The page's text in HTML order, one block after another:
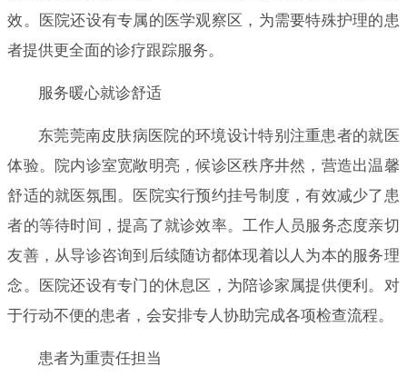
效。医院还设有专属的医学观察区，为需要特殊护理的患
者提供更全面的诊疗跟踪服务。
服务暖心就诊舒适
东莞莞南皮肤病医院的环境设计特别注重患者的就医
体验。院内诊室宽敞明亮，候诊区秩序井然，营造出温馨
舒适的就医氛围。医院实行预约挂号制度，有效减少了患
者的等待时间，提高了就诊效率。工作人员服务态度亲切
友善，从导诊咨询到后续随访都体现着以人为本的服务理
念。医院还设有专门的休息区，为陪诊家属提供便利。对
于行动不便的患者，会安排专人协助完成各项检查流程。
患者为重责任担当